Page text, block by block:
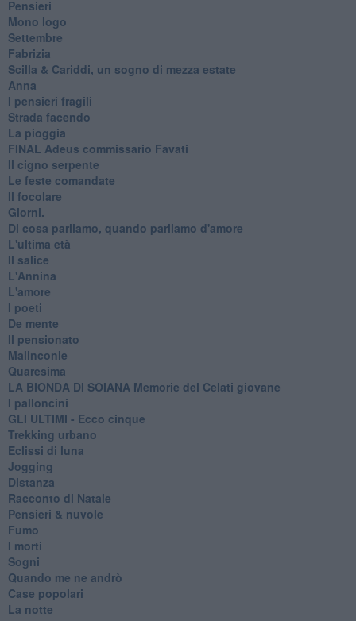
Pensieri
Mono logo
Settembre
Fabrizia
​Scilla & Cariddi, un sogno di mezza estate
Anna
I pensieri fragili
Strada facendo
La pioggia
FINAL Adeus commissario Favati
Il cigno serpente
Le feste comandate
Il focolare
Giorni.
Di cosa parliamo, quando parliamo d'amore
L'ultima età
Il salice
L'Annina
L'amore
I poeti
De mente
Il pensionato
Malinconie
Quaresima
LA BIONDA DI SOIANA Memorie del Celati giovane
I palloncini
GLI ULTIMI - Ecco cinque
Trekking urbano
Eclissi di luna
Jogging
Distanza
Racconto di Natale
Pensieri & nuvole
Fumo
I morti
Sogni
Quando me ne andrò
Case popolari
La notte